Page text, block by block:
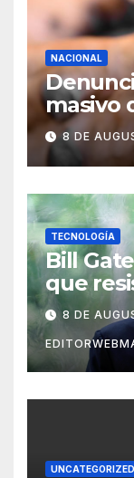
NACIONAL
masivo
8 DE
TECNOLOGÍA
Bill
que
8 DE
UNCATEGORIZED